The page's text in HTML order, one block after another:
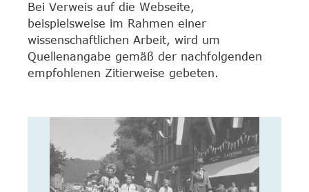
Bei Verweis auf die Webseite,
beispielsweise im Rahmen einer
wissenschaftlichen Arbeit, wird um
Quellenangabe gemäß der nachfolgenden
empfohlenen Zitierweise gebeten.